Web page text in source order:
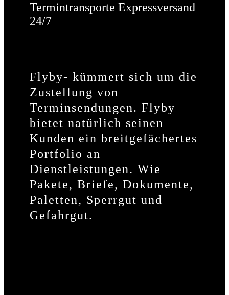
Termintransporte Expressversand
24/7
Flyby- kümmert sich um die
Zustellung von
Terminsendungen. Flyby
bietet natürlich seinen
Kunden ein breitgefächertes
Portfolio an
Dienstleistungen. Wie
Pakete, Briefe, Dokumente,
Paletten, Sperrgut und
Gefahrgut.